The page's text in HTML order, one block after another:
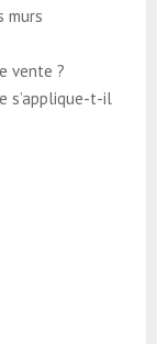
murs
vente ?
s’applique-t-il